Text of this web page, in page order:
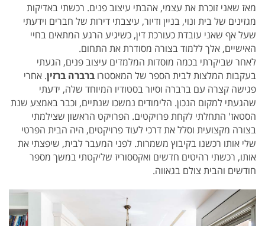
מאז שאני זוכרת את עצמי, אהבתי עיצוב פנים. רכשתי באדיקות
מגזינים של בית ונוי, בניין ודיור, עיצבתי דירות של חברים וידעתי
שעל אף שאני עובדת כעורכת דין, כשיגיע הרגע המתאים בחיי
האישיים, אלך ללמוד בצורה מסודרת את התחום.
לאחר שביקרתי בכמה מוסדות המלמדים עיצוב פנים, הגעתי
בעקבות המלצות לבית הספר של המאסטרו ברברה ברזין. אחרי
פגישה קצרה עם ברברה וסיור בסטודיו המיוחד שלה, ידעתי
שהגעתי למקום הנכון. הלימודים נמשכו שנתיים, וכבר באמצע שנת
הסטאז' התחלתי לקחת פרויקטים. הפרויקט הראשון שצילמתי
בצורה מקצועית וסלל את דרכי לעוד פרויקטים, היה הבית הפרטי
שלי אותו רכשנו בקיבוץ משמרות. לפני המעבר לבית, שיפצתי את
אותו, רכשתי רהיטים חדשים ואקססוריז שליקטתי במשך מספר
חודשים והבית צולם בגאווה.